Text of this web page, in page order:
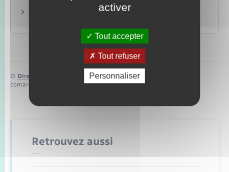
Le site de la finance pour tous
© Direction de l’information légale et administrative
comarquage developpé parbaseo.io
Retrouvez aussi
activer
Tout accepter
Tout refuser
Personnaliser